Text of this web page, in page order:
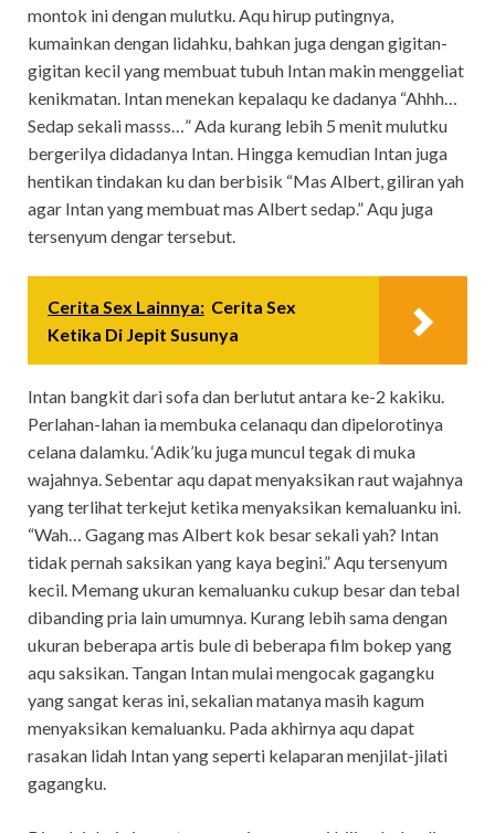
montok ini dengan mulutku. Aqu hirup putingnya,
kumainkan dengan lidahku, bahkan juga dengan gigitan-
gigitan kecil yang membuat tubuh Intan makin menggeliat
kenikmatan. Intan menekan kepalaqu ke dadanya “Ahhh…
Sedap sekali masss…” Ada kurang lebih 5 menit mulutku
bergerilya didadanya Intan. Hingga kemudian Intan juga
hentikan tindakan ku dan berbisik “Mas Albert, giliran yah
agar Intan yang membuat mas Albert sedap.” Aqu juga
tersenyum dengar tersebut.
Cerita Sex Lainnya: Cerita Sex
Ketika Di Jepit Susunya
Intan bangkit dari sofa dan berlutut antara ke-2 kakiku.
Perlahan-lahan ia membuka celanaqu dan dipelorotinya
celana dalamku. ‘Adik’ku juga muncul tegak di muka
wajahnya. Sebentar aqu dapat menyaksikan raut wajahnya
yang terlihat terkejut ketika menyaksikan kemaluanku ini.
“Wah… Gagang mas Albert kok besar sekali yah? Intan
tidak pernah saksikan yang kaya begini.” Aqu tersenyum
kecil. Memang ukuran kemaluanku cukup besar dan tebal
dibanding pria lain umumnya. Kurang lebih sama dengan
ukuran beberapa artis bule di beberapa film bokep yang
aqu saksikan. Tangan Intan mulai mengocak gagangku
yang sangat keras ini, sekalian matanya masih kagum
menyaksikan kemaluanku. Pada akhirnya aqu dapat
rasakan lidah Intan yang seperti kelaparan menjilat-jilati
gagangku.